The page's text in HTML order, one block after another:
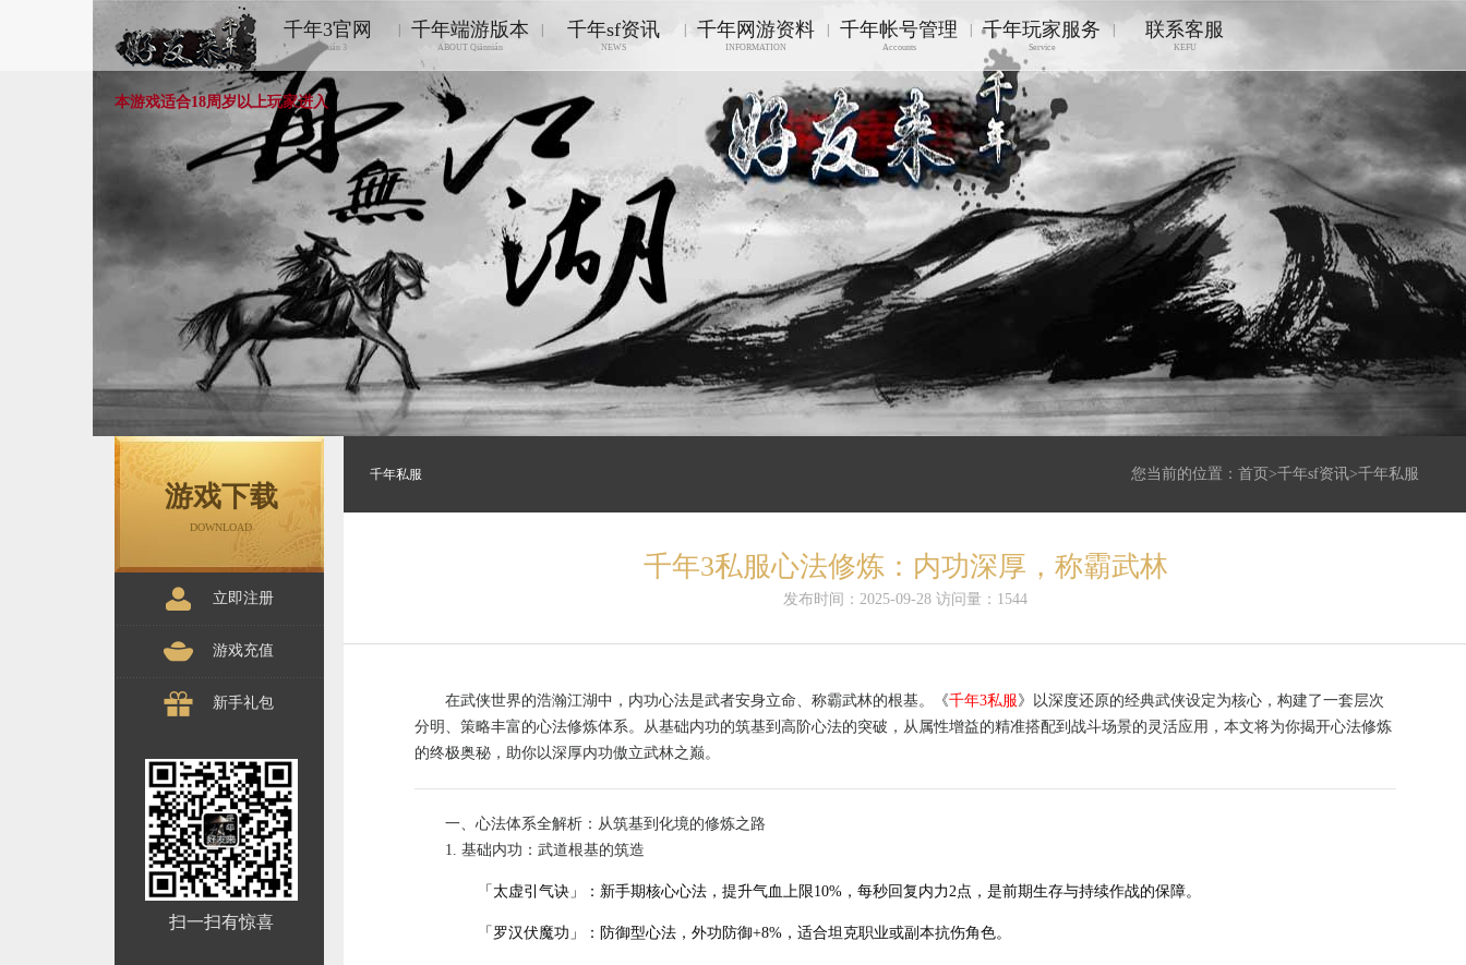
千年3官网
Qiānnián 3
千年端游版本
ABOUT Qiānnián
千年sf资讯
NEWS
千年网游资料
INFORMATION
千年帐号管理
Accounts
千年玩家服务
Service
联系客服
KEFU
本游戏适合18周岁以上玩家进入
游戏下载
DOWNLOAD
立即注册
游戏充值
新手礼包
扫一扫有惊喜
千年私服 您当前的位置： 首页 >千年sf资讯>千年私服
千年3私服心法修炼：内功深厚，称霸武林
发布时间：2025-09-28 访问量：1544
在武侠世界的浩瀚江湖中，内功心法是武者安身立命、称霸武林的根基。《千年3私服》以深度还原的经典武侠设定为核心，构建了一套层次
分明、策略丰富的心法修炼体系。从基础内功的筑基到高阶心法的突破，从属性增益的精准搭配到战斗场景的灵活应用，本文将为你揭开心法修炼
的终极奥秘，助你以深厚内功傲立武林之巅。
一、心法体系全解析：从筑基到化境的修炼之路
1. 基础内功：武道根基的筑造
「太虚引气诀」：新手期核心心法，提升气血上限10%，每秒回复内力2点，是前期生存与持续作战的保障。
「罗汉伏魔功」：防御型心法，外功防御+8%，适合坦克职业或副本抗伤角色。